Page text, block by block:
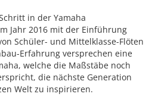
in der Yamaha
Jahr 2016 mit der Einführung
Schüler- und Mittelklasse-Flöten
Erfahrung versprechen eine
welche die Maßstäbe noch
die nächste Generation
Welt zu inspirieren.